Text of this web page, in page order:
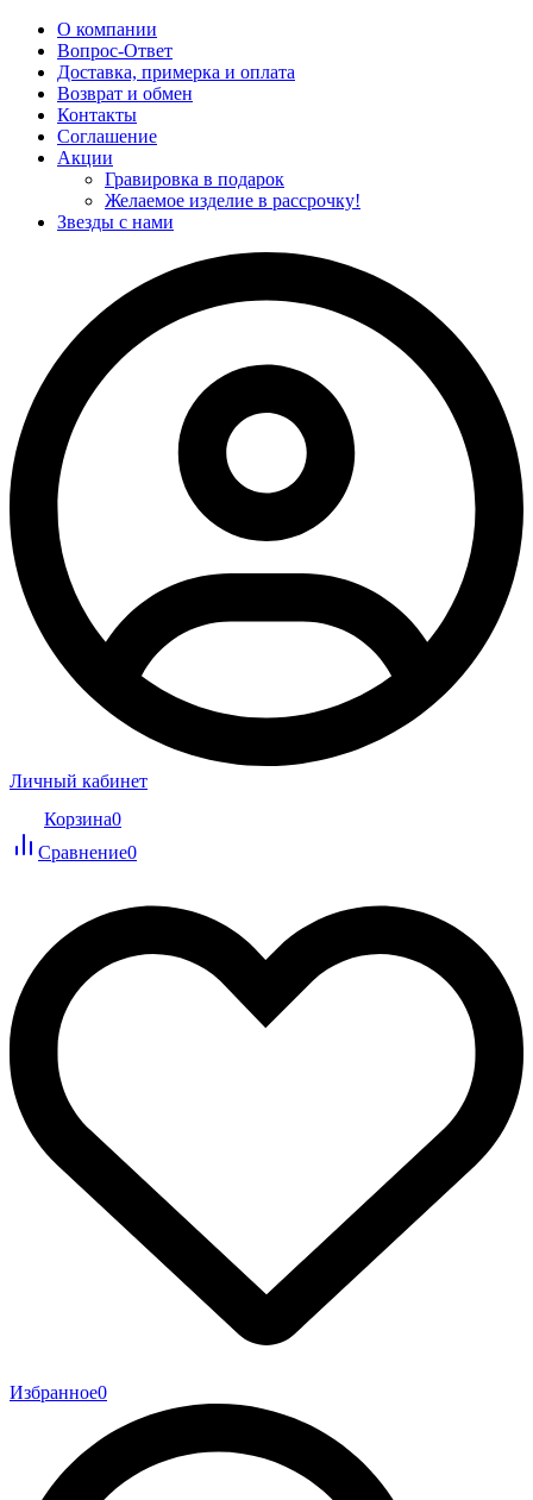
О компании
Вопрос-Ответ
Доставка, примерка и оплата
Возврат и обмен
Контакты
Соглашение
Акции
Гравировка в подарок
Желаемое изделие в рассрочку!
Звезды с нами
Личный кабинет
Корзина0
Сравнение0
Избранное0